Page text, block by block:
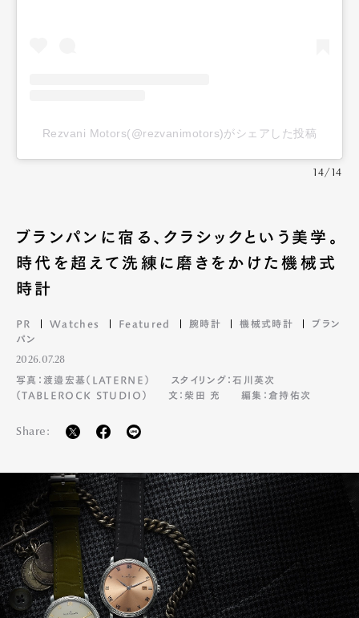
Rezvani Motors(@rezvanimotors)がシェアした投稿
14/14
ブランパンに宿る、クラシックという美学。
時代を超えて洗練に磨きをかけた機械式
時計
PR Watches Featured 腕時計 機械式時計
ブラン
パン
2026.07.28
写真：渡邉宏基（LATERNE）
スタイリング：石川英次
（TABLEROCK STUDIO）
文：柴田 充 編集：倉持佑次
Share: